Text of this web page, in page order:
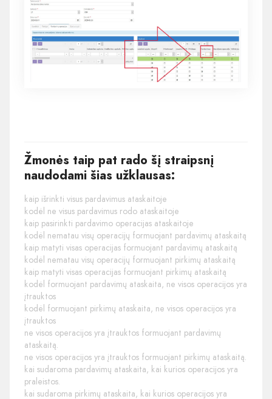
Žmonės taip pat rado šį straipsnį
naudodami šias užklausas:
kaip išrinkti visus pardavimus ataskaitoje
kodėl ne visus pardavimus rodo ataskaitoje
kaip pasirinkti pardavimo operacijas ataskaitoje
kodėl nematau visų operacijų formuojant pardavimų ataskaitą
kaip matyti visas operacijas formuojant pardavimų ataskaitą
kodėl nematau visų operacijų formuojant pirkimų ataskaitą
kaip matyti visas operacijas formuojant pirkimų ataskaitą
kodėl formuojant pardavimų ataskaita, ne visos operacijos yra
įtrauktos
kodėl formuojant pirkimų ataskaita, ne visos operacijos yra
įtrauktos
ne visos operacijos yra įtrauktos formuojant pardavimų
ataskaitą.
ne visos operacijos yra įtrauktos formuojant pirkimų ataskaitą.
kai sudaroma pardavimų ataskaita, kai kurios operacijos yra
praleistos.
kai sudaroma pirkimų ataskaita, kai kurios operacijos yra